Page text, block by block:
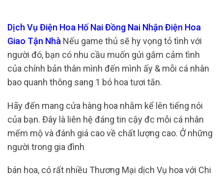
Dịch Vụ Điện Hoa Hố Nai Đồng Nai Nhận Điện Hoa
Giao Tận Nhà Nếu game thủ sẽ hy vọng tỏ tình với
người đó, bạn có nhu cầu muốn gửi gắm cảm tình
của chính bản thân mình đến mình ấy & mỗi cá nhân
bao quanh thông sang 1 bó hoa tươi tắn.
Hãy đến mang cửa hàng hoa nhằm kể lên tiếng nói
của bạn. Đây là liên hệ đáng tin cậy đc mỗi cá nhân
mếm mộ và đánh giá cao về chất lượng cao. Ở những
người trong gia đình
bán hoa, có rất nhiều Thương Mại dịch Vụ hoa với Chi